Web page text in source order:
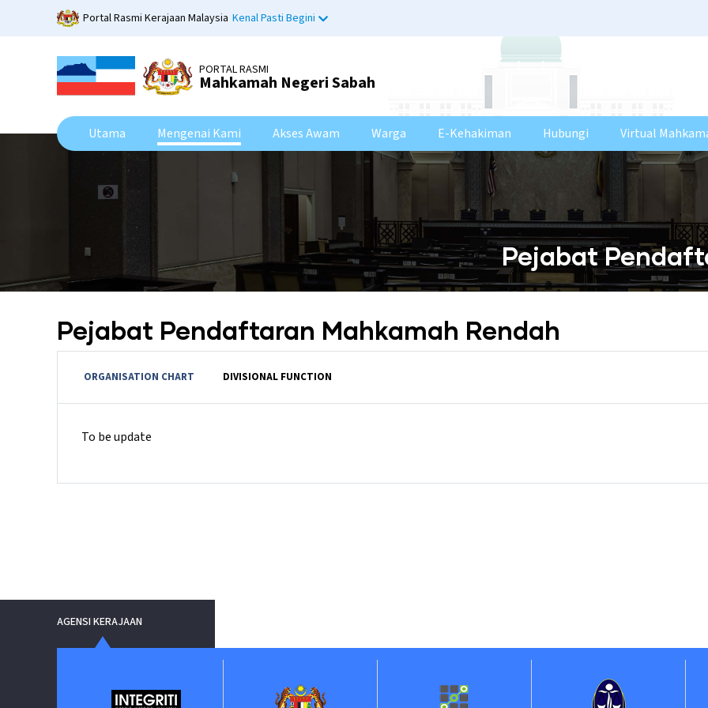
Portal Rasmi Kerajaan Malaysia Kenal Pasti Begini
PORTAL RASMI
Mahkamah Negeri Sabah
Utama Mengenai Kami Akses Awam Warga E-Kehakiman Hubungi Virtual
Pejabat
Pejabat Pendaftaran Mahkamah Rendah
ORGANISATION CHART DIVISIONAL FUNCTION
To be update
AGENSI KERAJAAN